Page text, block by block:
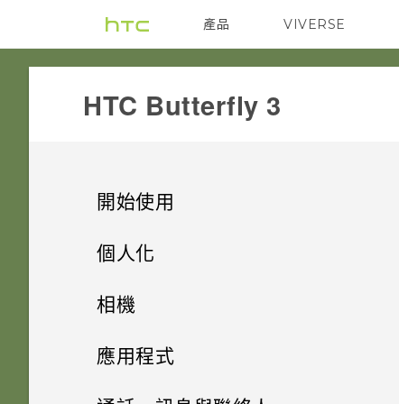
產品
VIVE G REIGNS
VIVERSE
HTC Butterfly 3‎
開始使用
打開包裝
Nano SIM 卡
SD 卡
個人化
手機設定及傳輸
初次設定 HTC Butterfly 3
從 HTC 備份還原內容
相機
相機
使用音量鍵拍攝相片及影片
應用程式
HTC BlinkFeed